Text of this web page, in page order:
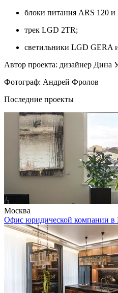
блоки питания ARS 120 и
трек LGD 2TR;
светильники LGD GERA
Автор проекта: дизайнер Дина
Фотограф: Андрей Фролов
Последние проекты
Москва
Офис юридической компании в